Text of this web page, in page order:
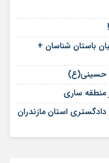
باستان شناسان +
حسینی(ع)
ساری
استان مازندران